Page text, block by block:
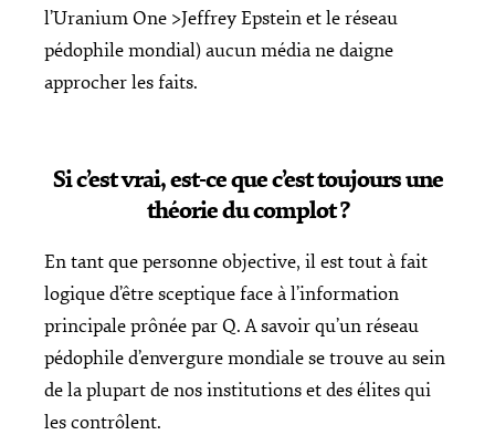
l’Uranium One >Jeffrey Epstein et le réseau
pédophile mondial) aucun média ne daigne
approcher les faits.
Si c’est vrai, est-ce que c’est toujours une
théorie du complot ?
En tant que personne objective, il est tout à fait
logique d’être sceptique face à l’information
principale prônée par Q. A savoir qu’un réseau
pédophile d’envergure mondiale se trouve au sein
de la plupart de nos institutions et des élites qui
les contrôlent.